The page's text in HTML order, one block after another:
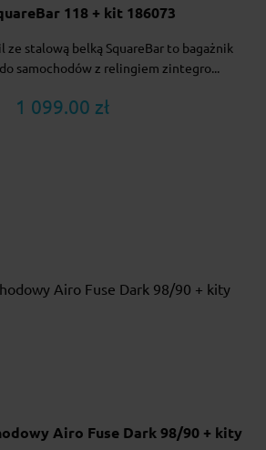
118 + kit 186073
ze stalową belką SquareBar to bagażnik
samochodów z relingiem zintegro...
1 099.00 zł
Airo Fuse Dark 98/90 + kity